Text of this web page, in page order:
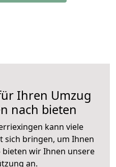
Ihren Umzug
nach bieten
kann viele
sich bringen, um Ihnen
bieten wir Ihnen unsere
an.